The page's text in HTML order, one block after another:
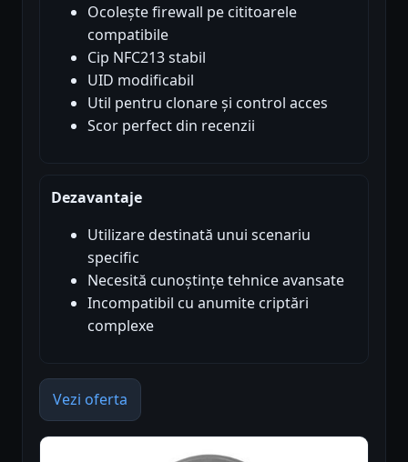
Ocolește firewall pe cititoarele
compatibile
Cip NFC213 stabil
UID modificabil
Util pentru clonare și control acces
Scor perfect din recenzii
Dezavantaje
Utilizare destinată unui scenariu
specific
Necesită cunoștințe tehnice avansate
Incompatibil cu anumite criptări
complexe
Vezi oferta